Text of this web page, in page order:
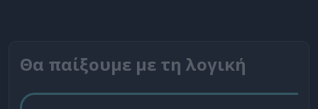
Θα παίξουμε με τη λογική